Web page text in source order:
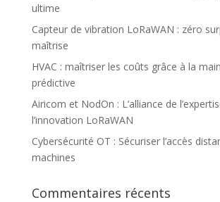
ultime
Capteur de vibration LoRaWAN : zéro
maîtrise
HVAC : maîtriser les coûts grâce à la
prédictive
Airicom et NodOn : L’alliance de
l’innovation LoRaWAN
Cybersécurité OT : Sécuriser l’accès
machines
Commentaires récents